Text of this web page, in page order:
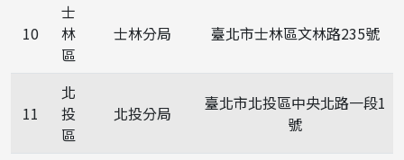
10
士
林
區
士林分局 臺北市士林區文林路235號
11
北
投
區
北投分局
臺北市北投區中央北路一段1
號